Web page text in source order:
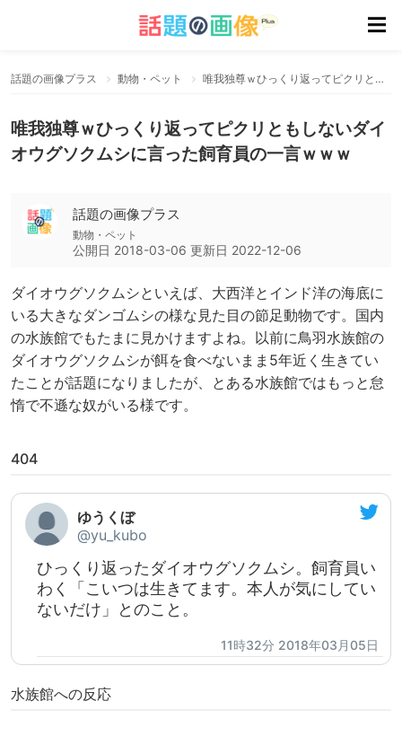
話題の画像プラス 動物・ペット 唯我独尊ｗひっくり返ってピクリともしないダイオウグソクムシに言った飼育員の一言ｗｗｗ
唯我独尊ｗひっくり返ってピクリともしないダイ
オウグソクムシに言った飼育員の一言ｗｗｗ
話題の画像プラス
動物・ペット
公開日 2018-03-06 更新日 2022-12-06
ダイオウグソクムシといえば、大西洋とインド洋の海底に
いる大きなダンゴムシの様な見た目の節足動物です。国内
の水族館でもたまに見かけますよね。以前に鳥羽水族館の
ダイオウグソクムシが餌を食べないまま5年近く生きてい
たことが話題になりましたが、とある水族館ではもっと怠
惰で不遜な奴がいる様です。
404
ゆうくぼ
@yu_kubo
ひっくり返ったダイオウグソクムシ。飼育員い
わく「こいつは生きてます。本人が気にしてい
ないだけ」とのこと。
11時32分 2018年03月05日
水族館への反応